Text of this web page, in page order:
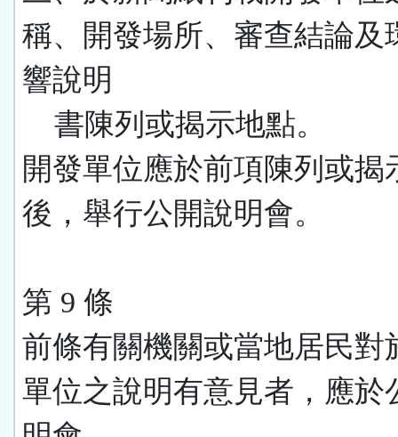
稱、開發場所、審查結論及
響說明
書陳列或揭示地點。
開發單位應於前項陳列或揭
後，舉行公開說明會。
第 9 條
前條有關機關或當地居民對
單位之說明有意見者，應於